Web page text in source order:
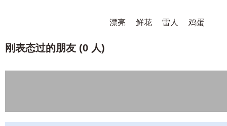
漂亮 鲜花 雷人 鸡蛋
刚表态过的朋友 (0 人)